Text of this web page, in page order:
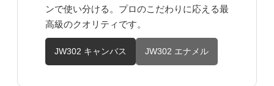
ンで使い分ける。プロのこだわりに応える最
高級のクオリティです。
JW302 キャンバス JW302 エナメル